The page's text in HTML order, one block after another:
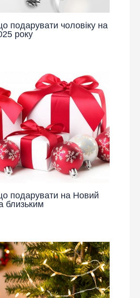
подарувати чоловіку на
року
подарувати на Новий
близьким